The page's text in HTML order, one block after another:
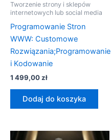
Tworzenie strony i sklepów
internetowych lub social media
Programowanie Stron
WWW: Customowe
Rozwiązania;Programowanie
i Kodowanie
1 499,00zł
Dodaj do koszyka